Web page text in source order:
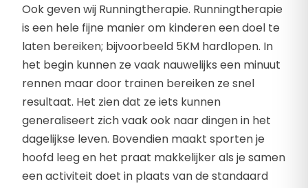
Ook geven wij Runningtherapie. Runningtherapie
is een hele fijne manier om kinderen een doel te
laten bereiken; bijvoorbeeld 5KM hardlopen. In
het begin kunnen ze vaak nauwelijks een minuut
rennen maar door trainen bereiken ze snel
resultaat. Het zien dat ze iets kunnen
generaliseert zich vaak ook naar dingen in het
dagelijkse leven. Bovendien maakt sporten je
hoofd leeg en het praat makkelijker als je samen
een activiteit doet in plaats van de standaard